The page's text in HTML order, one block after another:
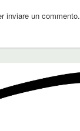
inviare un commento.